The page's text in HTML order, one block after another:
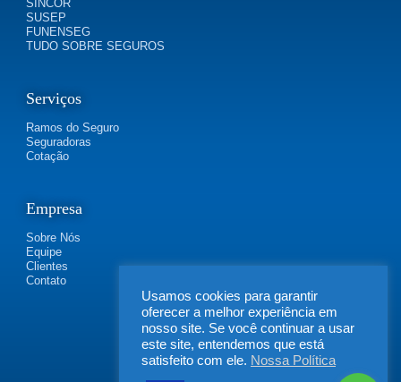
SINCOR
SUSEP
FUNENSEG
TUDO SOBRE SEGUROS
Serviços
Ramos do Seguro
Seguradoras
Cotação
Empresa
Sobre Nós
Equipe
Clientes
Contato
Usamos cookies para garantir
oferecer a melhor experiência em
nosso site. Se você continuar a usar
este site, entendemos que está
satisfeito com ele. Nossa Política